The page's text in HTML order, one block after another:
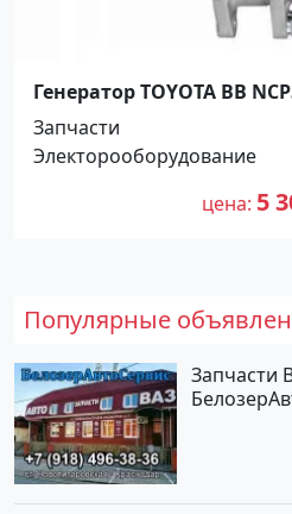
Генератор TOYOTA BB
Запчасти
Электорооборудование
цена 5
Популярные
Запчасти